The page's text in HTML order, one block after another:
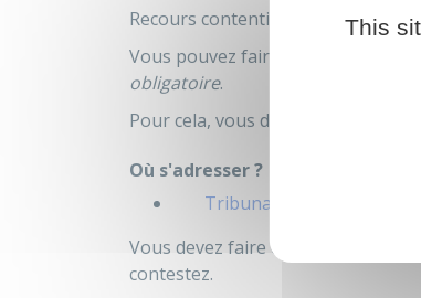
Recours contentieux
Vous pouvez faire appel de la
obligatoire.
Pour cela, vous devez déposer
Où s'adresser ?
Tribunal administratif
Vous devez faire ce recours dans
contestez.
This